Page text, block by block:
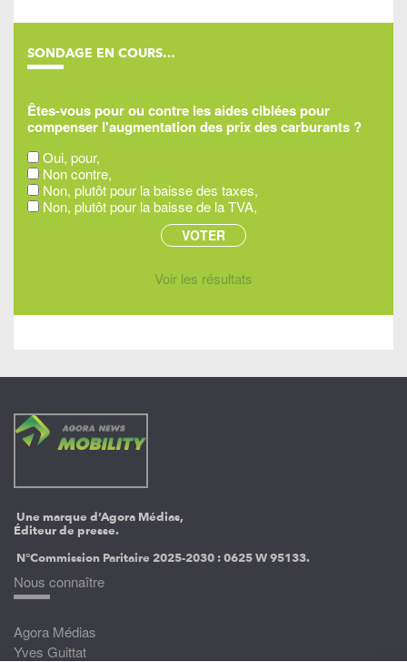
SONDAGE EN COURS…
Êtes-vous pour ou contre les aides ciblées pour
compenser l'augmentation des prix des carburants ?
Oui, pour,
Non contre,
Non, plutôt pour la baisse des taxes,
Non, plutôt pour la baisse de la TVA,
Voir les résultats
Une marque d’Agora Médias,
Éditeur de presse.
N°Commission Paritaire 2025-2030 :0625 W 95133.
Nous connaître
Agora Médias
Yves Guittat